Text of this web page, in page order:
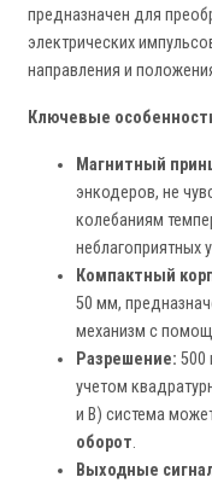
предназначен для
электрических
направления и
Ключевые
Магнитный
энкодеров, не
колебаниям
неблагоприятных
Компактный
50 мм,
механизм с
Разрешение: 500
учетом
и B) система
оборот.
Выходные